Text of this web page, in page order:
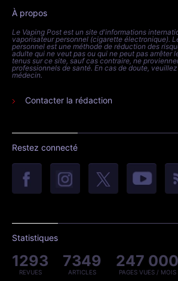
À propos
Le Vaping Post est un site d'informations
vaporisateur personnel (cigarette électronique).
personnel est une méthode de réduction des
adulte qui ne veut pas ou qui ne peut pas arrêter
tenus sur ce site, sauf cas contraire, ne
professionnels de santé. En cas de doute,
médecin.
Contacter la rédaction
Restez connecté
Statistiques
1293
REVUES
7349
ARTICLES
247 000
PAGES VUES / MOIS